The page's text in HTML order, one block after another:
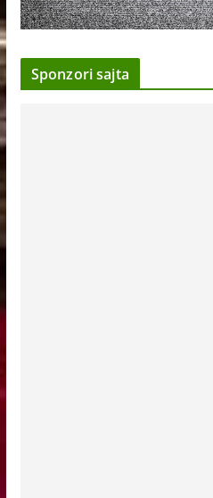
Sponzori sajta